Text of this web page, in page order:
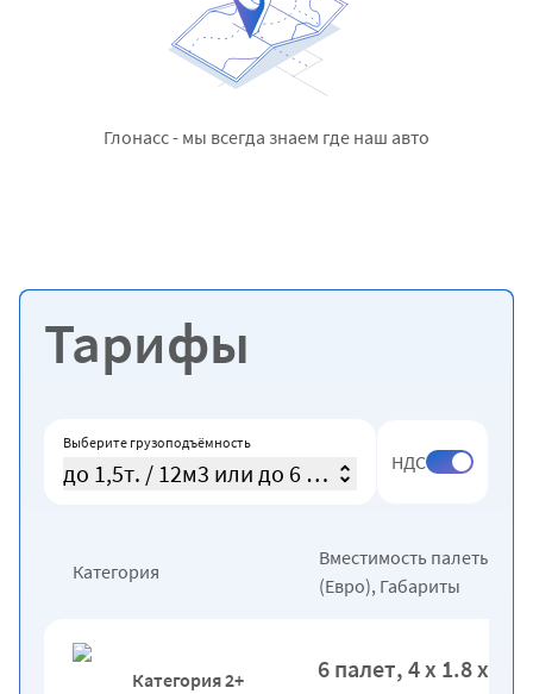
Глонасс - мы всегда знаем где наш авто
Тарифы
Выберите грузоподъёмность
до 1,5т. / 12м3 или до 6 палет НДС
Категория
Вместимость палеты
(Евро), Габариты
Категория 2+ 6 палет, 4 х 1.8 х